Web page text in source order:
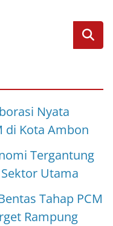
Nyata
di Kota Ambon
Tergantung
Utama
Tahap PCM
Rampung